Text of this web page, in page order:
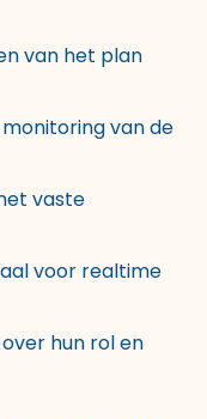
van het plan
van de
vaste
voor realtime
hun rol en